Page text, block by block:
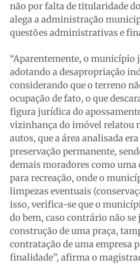
não por falta de titularidade
alega a administração
questões administrativas e
“Aparentemente, o município
adotando a desapropriação
considerando que o terreno
ocupação de fato, o que
figura jurídica do
vizinhança do imóvel relatou
autos, que a área analisada era
preservação permanente,
demais moradores como uma
para recreação, onde o
limpezas eventuais
isso, verifica-se que o
do bem, caso contrário não
construção de uma praça,
contratação de uma empresa
finalidade”, afirma o